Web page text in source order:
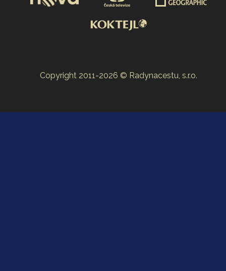
Copyright 2011-2026 © Radynacestu, s.r.o.